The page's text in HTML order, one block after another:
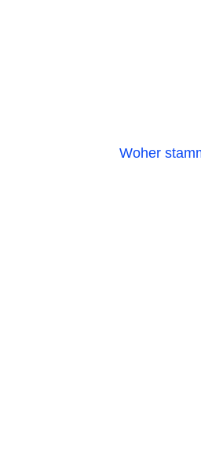
Woher